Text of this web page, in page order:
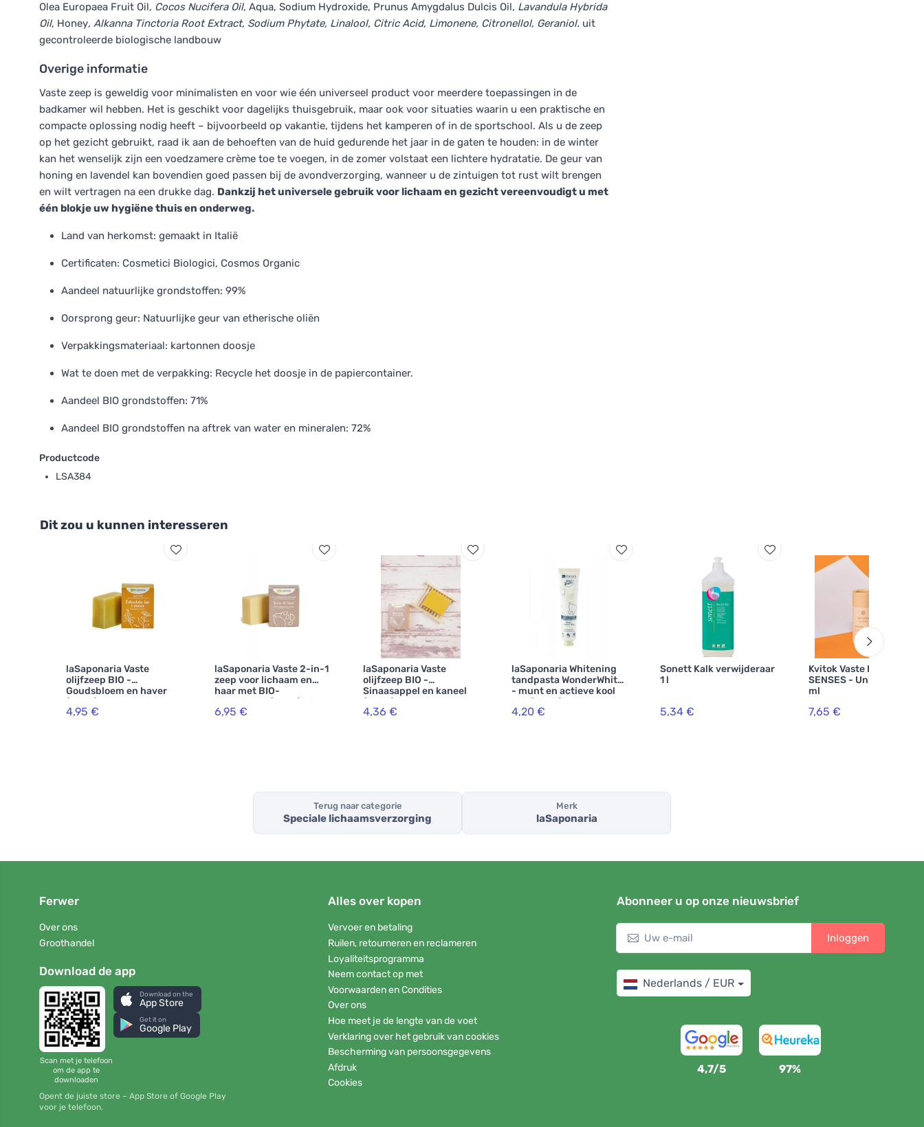
Olea Europaea Fruit Oil, Cocos Nucifera Oil, Aqua, Sodium Hydroxide, Prunus Amygdalus Dulcis Oil, Lavandula Hybrida
Oil, Honey, Alkanna Tinctoria Root Extract, Sodium Phytate, Linalool, Citric Acid, Limonene, Citronellol, Geraniol. uit
gecontroleerde biologische landbouw
Overige informatie
Vaste zeep is geweldig voor minimalisten en voor wie één universeel product voor meerdere toepassingen in de
badkamer wil hebben. Het is geschikt voor dagelijks thuisgebruik, maar ook voor situaties waarin u een praktische en
compacte oplossing nodig heeft – bijvoorbeeld op vakantie, tijdens het kamperen of in de sportschool. Als u de zeep
op het gezicht gebruikt, raad ik aan de behoeften van de huid gedurende het jaar in de gaten te houden: in de winter
kan het wenselijk zijn een voedzamere crème toe te voegen, in de zomer volstaat een lichtere hydratatie. De geur van
honing en lavendel kan bovendien goed passen bij de avondverzorging, wanneer u de zintuigen tot rust wilt brengen
en wilt vertragen na een drukke dag. Dankzij het universele gebruik voor lichaam en gezicht vereenvoudigt u met
één blokje uw hygiëne thuis en onderweg.
Land van herkomst: gemaakt in Italië
Certificaten: Cosmetici Biologici, Cosmos Organic
Aandeel natuurlijke grondstoffen: 99%
Oorsprong geur: Natuurlijke geur van etherische oliën
Verpakkingsmateriaal: kartonnen doosje
Wat te doen met de verpakking: Recycle het doosje in de papiercontainer.
Aandeel BIO grondstoffen: 71%
Aandeel BIO grondstoffen na aftrek van water en mineralen: 72%
Productcode
LSA384
Dit zou u kunnen interesseren
laSaponaria Vaste
olijfzeep BIO -
Goudsbloem en haver
(100 g) - geschikt voor
lichaam en gezicht
4,95 €
laSaponaria Vaste 2-in-1
zeep voor lichaam en
haar met BIO-
lijnzaadolie (100 g) - in
papieren verpakking
6,95 €
laSaponaria Vaste
olijfzeep BIO -
Sinaasappel en kaneel
(100 g)
4,36 €
laSaponaria Whitening
tandpasta WonderWhite
- munt en actieve kool
BIO (75 ml)
4,20 €
Sonett Kalk verwijderaar
1 l
5,34 €
Kvitok Vaste Deodorant
SENSES - Universe 45
ml
7,65 €
Terug naar categorie
Speciale lichaamsverzorging
Merk
laSaponaria
Ferwer
Over ons
Groothandel
Download de app
Scan met je telefoon
om de app te
downloaden
Download on the
App Store
Get it on
Google Play
Opent de juiste store – App Store of Google Play
voor je telefoon.
Alles over kopen
Vervoer en betaling
Ruilen, retourneren en reclameren
Loyaliteitsprogramma
Neem contact op met
Voorwaarden en Condities
Over ons
Hoe meet je de lengte van de voet
Verklaring over het gebruik van cookies
Bescherming van persoonsgegevens
Afdruk
Cookies
Abonneer u op onze nieuwsbrief
Inloggen
Nederlands / EUR
4,7/5 97%